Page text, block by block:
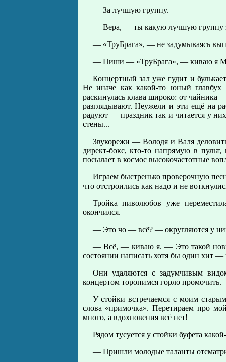
— За лучшую группу.
— Вера, — ты какую лучшую группу
— «ТруБрага», — не задумываясь
— Пиши — «ТруБрага», — киваю я
Концертный зал уже гудит и
Не иначе как какой-то юный
раскинулась клава широко: от
разглядывают. Неужели и эти ещё на
радуют — праздник так и читается у
стены...
Звукорежи — Володя и Валя
директ-бокс, кто-то напрямую в
посылает в космос высокочастотные
Играем быстренько проверочную
что отстроились как надо и не
Тройка пиволюбов уже
окончился.
— Это чо — всё? — округляются у
— Всё, — киваю я. — Это такой
состоянии написать хотя бы один хит
Они удаляются с задумчивым
концертом торопимся горло промочить.
У стойки встречаемся с моим
слова «примочка». Перетираем про
много, а вдохновения всё нет!
Рядом тусуется у стойки буфета
— Пришли молодые таланты